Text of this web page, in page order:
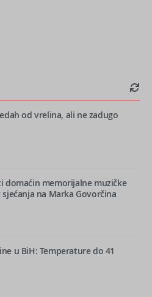
od vrelina, ali ne zadugo
domaćin memorijalne muzičke
na Marka Govorčina
u BiH: Temperature do 41